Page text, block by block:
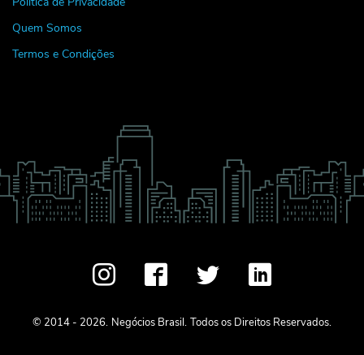
Quem Somos
Termos e Condições
© 2014 - 2026. Negócios Brasil. Todos os Direitos Reservados.